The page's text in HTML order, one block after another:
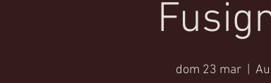
dom 23 mar
  |